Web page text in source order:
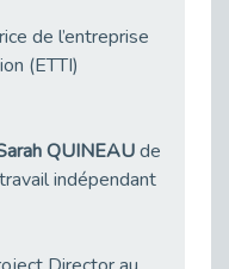
Journée mondiale de la maladie de Parkinson : Mieux comprendre pour mieux accompagner
de l’entreprise
(ETTI)
QUINEAUde
indépendant